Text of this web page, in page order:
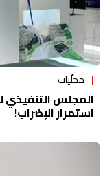
محلّيات
المجلس التنفيذي
استمرار الإضراب!